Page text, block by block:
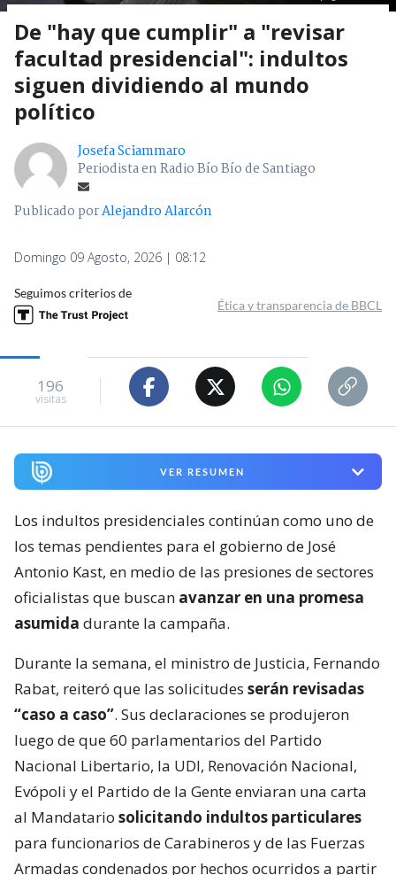
De "hay que cumplir" a "revisar
facultad presidencial": indultos
siguen dividiendo al mundo
político
Josefa Sciammaro
Periodista en Radio Bío Bío de Santiago
Publicado porAlejandro Alarcón
Domingo 09 Agosto, 2026 | 08:12
Seguimos criterios de
Ética y transparencia de BBCL
196
visitas
VER RESUMEN
Los indultos presidenciales continúan como uno de
los temas pendientes para el gobierno de José
Antonio Kast, en medio de las presiones de sectores
oficialistas que buscan avanzar en una promesa
asumida durante la campaña.
Durante la semana, el ministro de Justicia, Fernando
Rabat, reiteró que las solicitudes serán revisadas
“caso a caso”. Sus declaraciones se produjeron
luego de que 60 parlamentarios del Partido
Nacional Libertario, la UDI, Renovación Nacional,
Evópoli y el Partido de la Gente enviaran una carta
al Mandatario solicitando indultos particulares
para funcionarios de Carabineros y de las Fuerzas
Armadas condenados por hechos ocurridos a partir